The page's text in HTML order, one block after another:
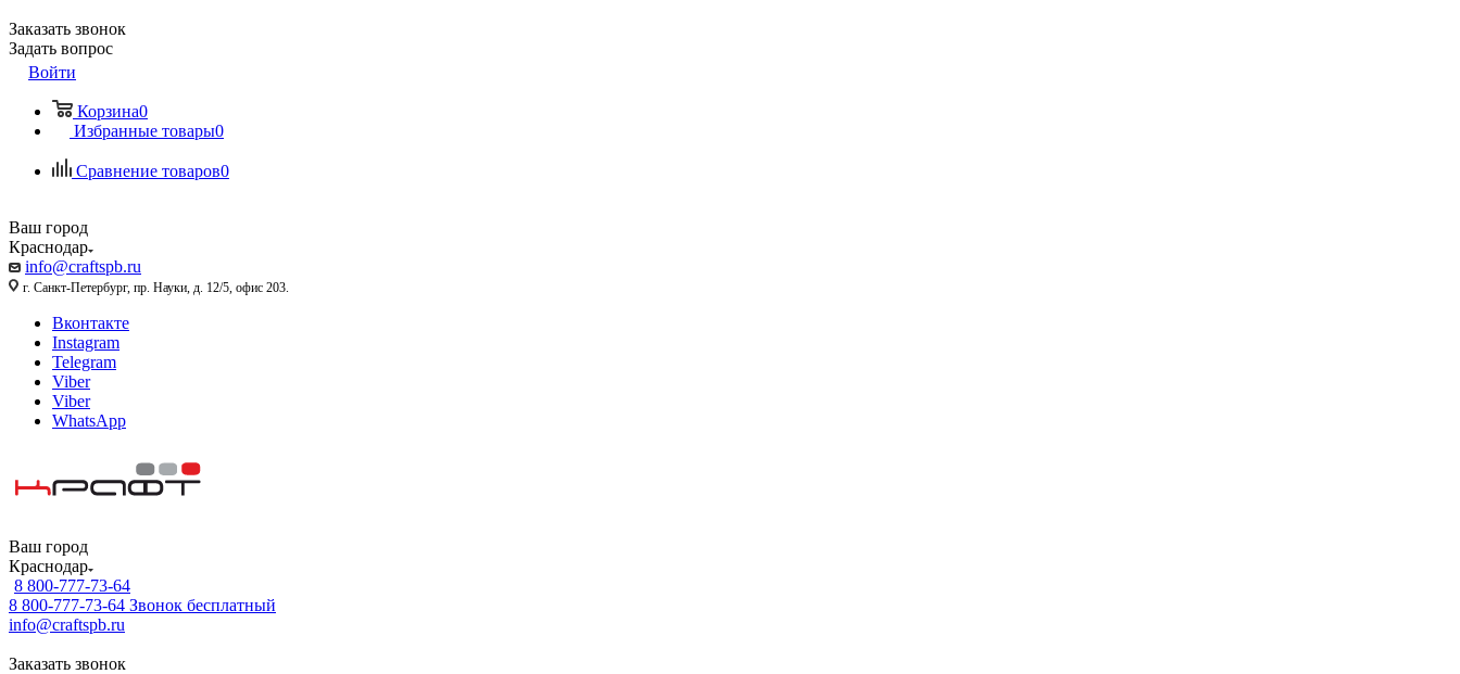
Заказать звонок
Задать вопрос
Войти
Корзина0
Избранные товары0
Сравнение товаров0
Ваш город
Краснодар
info@craftspb.ru
г. Санкт-Петербург, пр. Науки, д. 12/5, офис 203.
Вконтакте
Instagram
Telegram
Viber
Viber
WhatsApp
Ваш город
Краснодар
8 800-777-73-64
8 800-777-73-64 Звонок бесплатный
info@craftspb.ru
Заказать звонок